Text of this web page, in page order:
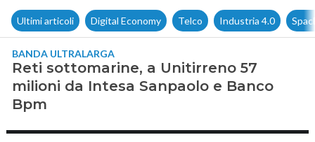
Ultimi articoli Digital Economy Telco Industria 4.0
BANDA ULTRALARGA
Reti sottomarine, a Unitirreno 57
milioni da Intesa Sanpaolo e Banco
Bpm